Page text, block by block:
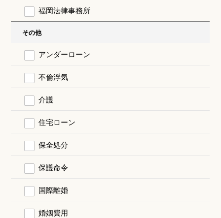
福岡法律事務所
その他
アンダーローン
不倫浮気
介護
住宅ローン
保全処分
保護命令
国際離婚
婚姻費用